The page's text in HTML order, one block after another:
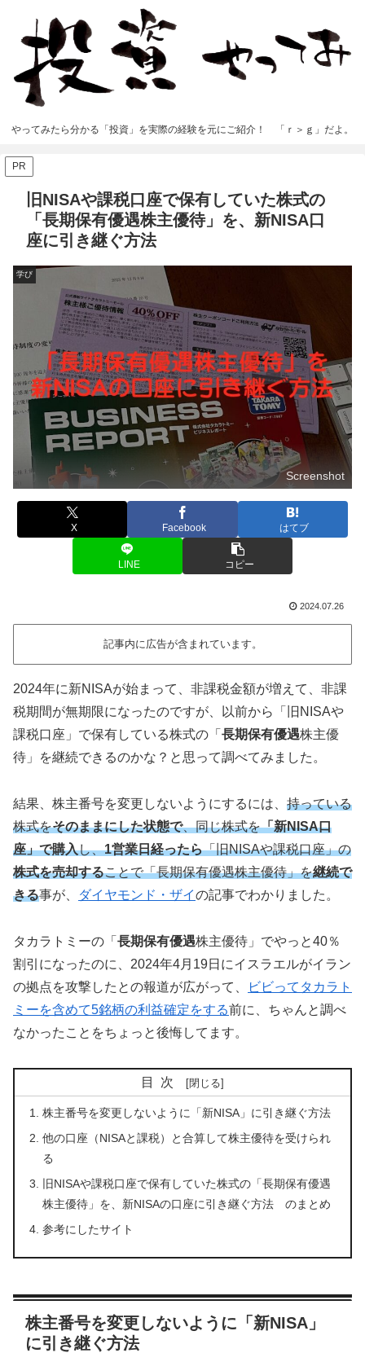
やってみたら分かる「投資」を実際の経験を元にご紹介！ 「ｒ＞ｇ」だよ。
PR
旧NISAや課税口座で保有していた株式の
「長期保有優遇株主優待」を、新NISA口
座に引き継ぐ方法
学び
Screenshot
X Facebook はてブ
LINE コピー
2024.07.26
記事内に広告が含まれています。
2024年に新NISAが始まって、非課税金額が増えて、非課
税期間が無期限になったのですが、以前から「旧NISAや
課税口座」で保有している株式の「 長期保有優遇株主優
待」を継続できるのかな？と思って調べてみました。
結果、株主番号を変更しないようにするには、 持っている
株式をそのままにした状態で、同じ株式を「新NISA口
座」で購入し、1営業日経ったら「旧NISAや課税口座」の
株式を売却することで「長期保有優遇株主優待」を継続で
きる事が、 ダイヤモンド・ザイの記事でわかりました。
タカラトミーの「 長期保有優遇株主優待」でやっと40％
割引になったのに、2024年4月19日にイスラエルがイラン
の拠点を攻撃したとの報道が広がって、
ビビってタカラト
ミーを含めて5銘柄の利益確定をする前に、ちゃんと調べ
なかったことをちょっと後悔してます。
目次
株主番号を変更しないように「新NISA」に引き継ぐ方法
他の口座（NISAと課税）と合算して株主優待を受けられ
る
旧NISAや課税口座で保有していた株式の「長期保有優遇
株主優待」を、新NISAの口座に引き継ぐ方法 のまとめ
参考にしたサイト
株主番号を変更しないように「新NISA」
に引き継ぐ方法